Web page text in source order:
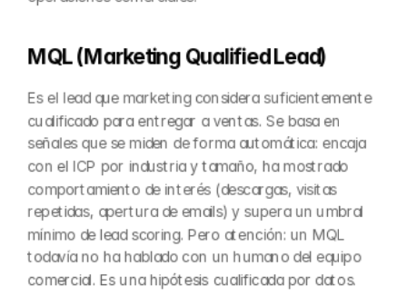
MQL (Marketing Qualified Lead)
Es el lead que marketing considera suficientemente
cualificado para entregar a ventas. Se basa en
señales que se miden de forma automática: encaja
con el ICP por industria y tamaño, ha mostrado
comportamiento de interés (descargas, visitas
repetidas, apertura de emails) y supera un umbral
mínimo de lead scoring. Pero atención: un MQL
todavía no ha hablado con un humano del equipo
comercial. Es una hipótesis cualificada por datos.